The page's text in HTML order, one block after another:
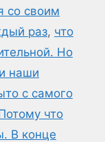
со своим
раз, что
Но
наши
с самого
что
В конце